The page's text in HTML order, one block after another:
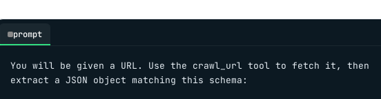
prompt
You will be given a URL. Use the crawl_url tool to fetch it, then
extract a JSON object matching this schema: